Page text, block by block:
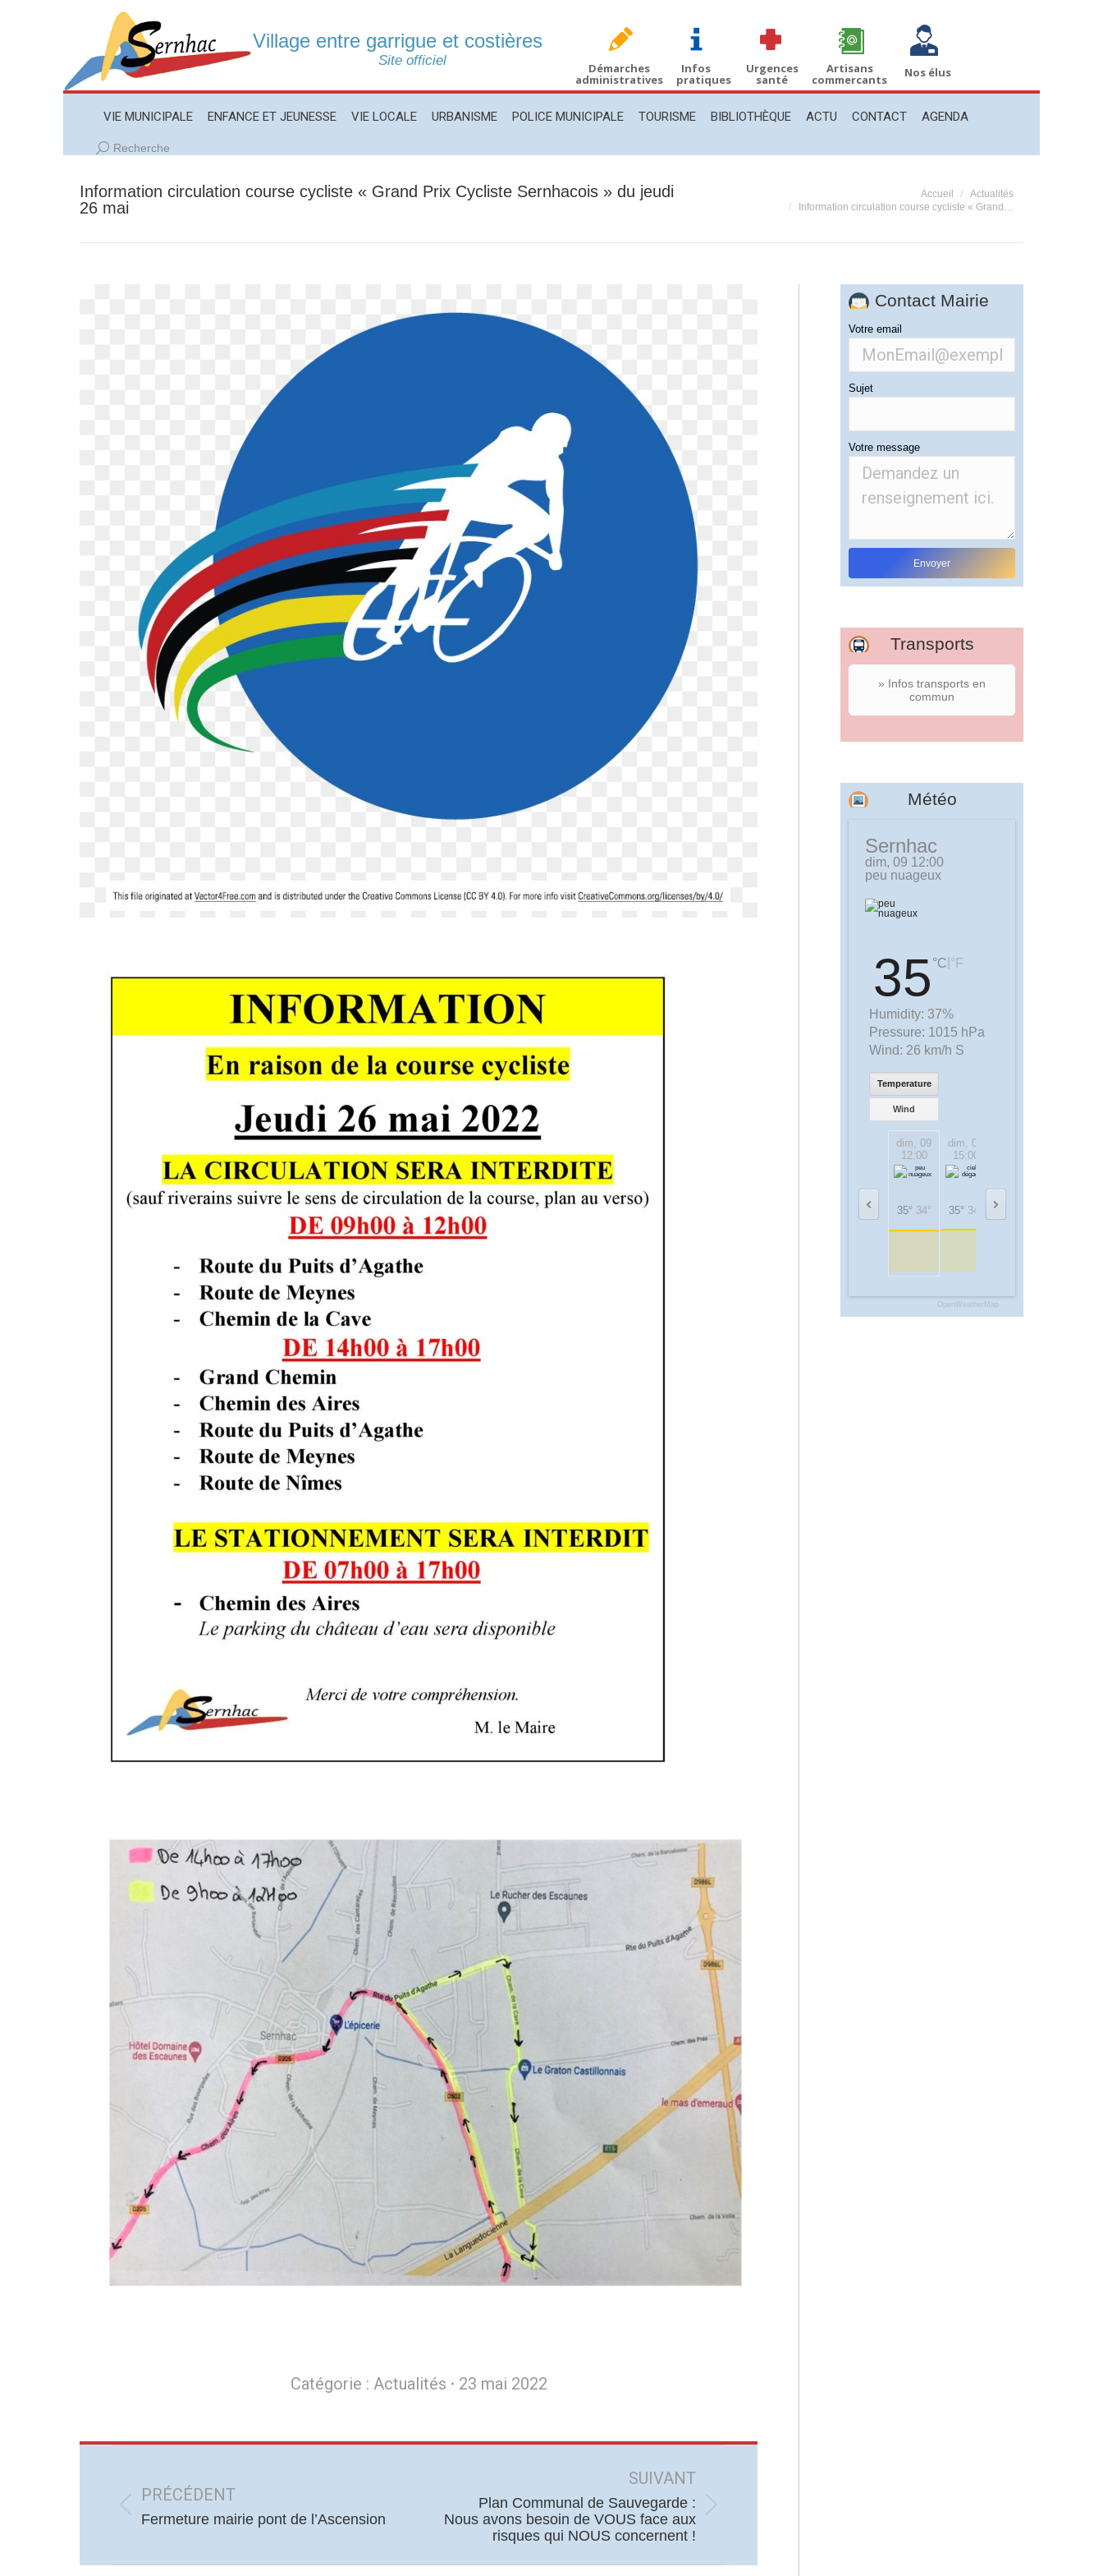
Village entre garrigue et costières
Site officiel Démarches
administratives
Infos
pratiques
Urgences
santé
Artisans
commercants Nos élus
VIE MUNICIPALE ENFANCE ET JEUNESSE VIE LOCALE URBANISME POLICE MUNICIPALE TOURISME BIBLIOTHÈQUE ACTU CONTACT AGENDA
Recherche
Recherche
Information circulation course cycliste « Grand Prix Cycliste Sernhacois » du jeudi
26 mai
Accueil
Actualités
Information circulation course cycliste « Grand…
Catégorie : Actualités 23 mai 2022
article
PRÉCÉDENT
Article
:
Fermeture mairie pont de l’Ascension
SUIVANT
Article
:
Plan Communal de Sauvegarde :
Nous avons besoin de VOUS face aux
risques qui NOUS concernent !
Contact Mairie
Votre email
Sujet
Votre message
Transports
» Infos transports en
commun
Météo
Sernhac
dim, 09 12:00
peu nuageux
35 °C °F
Humidity: 37%
Pressure: 1015 hPa
Wind: 26 km/h S
Temperature
Wind
dim, 09
12:00
35° 34°
dim, 09
15:00
35° 34°
OpenWeatherMap
VIE MUNICIPALE ENFANCE ET JEUNESSE VIE LOCALE URBANISME POLICE MUNICIPALE TOURISME BIBLIOTHÈQUE CONTACT AGENDA